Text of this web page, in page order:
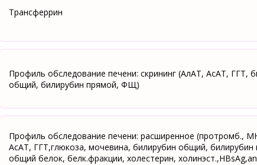
Трансферрин
Профиль обследование печени: скрининг (АлАТ, АсАТ, ГГТ,
общий, билирубин прямой, ФЩ)
Профиль обследование печени: расширенное (протромб.,
АсАТ, ГГТ,глюкоза, мочевина, билирубин общий,
общий белок, белк.фракции, холестерин,